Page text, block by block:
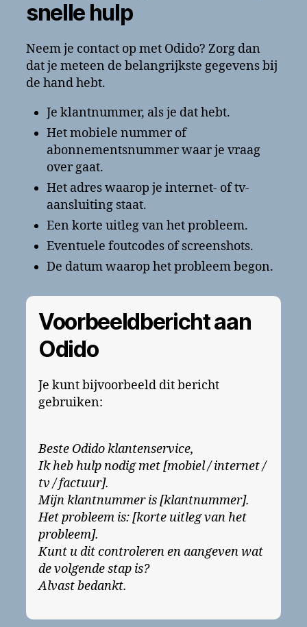
snelle hulp
Neem je contact op met Odido? Zorg dan
dat je meteen de belangrijkste gegevens bij
de hand hebt.
Je klantnummer, als je dat hebt.
Het mobiele nummer of
abonnementsnummer waar je vraag
over gaat.
Het adres waarop je internet- of tv-
aansluiting staat.
Een korte uitleg van het probleem.
Eventuele foutcodes of screenshots.
De datum waarop het probleem begon.
Voorbeeldbericht aan
Odido
Je kunt bijvoorbeeld dit bericht
gebruiken:
Beste Odido klantenservice,
Ik heb hulp nodig met [mobiel / internet /
tv / factuur].
Mijn klantnummer is [klantnummer].
Het probleem is: [korte uitleg van het
probleem].
Kunt u dit controleren en aangeven wat
de volgende stap is?
Alvast bedankt.